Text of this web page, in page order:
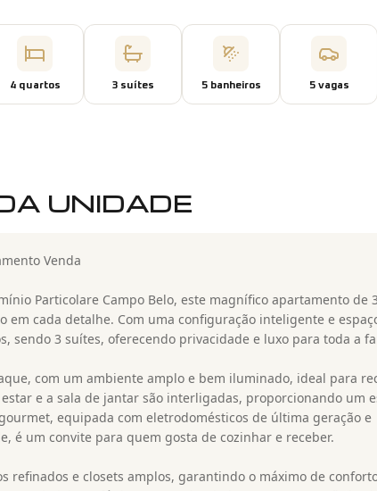
4quartos 3 suítes 5banheiros 5vagas
UNIDADE
Venda
Particolare Campo Belo, este magnífico apartamento de
em cada detalhe. Com uma configuração inteligente e
sendo 3 suítes, oferecendo privacidade e luxo para toda a
com um ambiente amplo e bem iluminado, ideal para
e a sala de jantar são interligadas, proporcionando um
equipada com eletrodomésticos de última geração e
é um convite para quem gosta de cozinhar e receber.
refinados e closets amplos, garantindo o máximo de